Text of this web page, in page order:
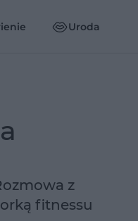
Uroda
z
fitnessu